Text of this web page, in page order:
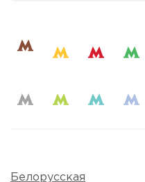
Белорусская